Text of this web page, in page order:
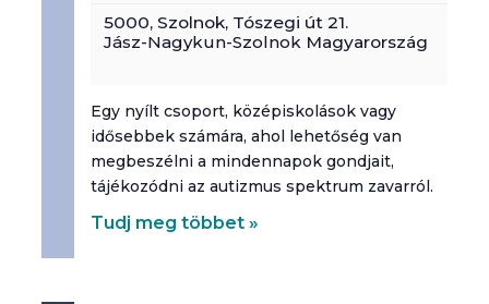
5000, Szolnok, Tószegi út 21.
Jász-Nagykun-Szolnok Magyarország
Egy nyílt csoport, középiskolások vagy
idősebbek számára, ahol lehetőség van
megbeszélni a mindennapok gondjait,
tájékozódni az autizmus spektrum zavarról.
Tudj meg többet »